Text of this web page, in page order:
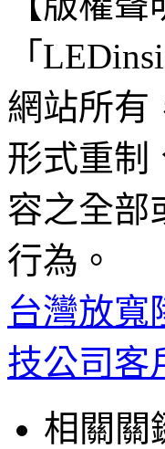
「
網站所有
形式重制
容之全部
行為。
台灣放寬
技公司客
相關關